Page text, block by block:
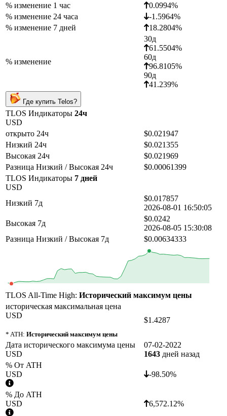
% изменение 1 час
0.0994%
% изменение 24 часа
-1.5964%
% изменение 7 дней
18.2804%
% изменение
30д
61.5504%
60д
96.8105%
90д
41.239%
Где купить Telos?
TLOS Индикаторы 24ч
USD
открыто 24ч
$0.021947
Низкий 24ч
$0.021355
Высокая 24ч
$0.021969
Разница Низкий / Высокая 24ч
$0.00061399
TLOS Индикаторы 7 дней
USD
Низкий 7д
$0.017857
2026-08-01 16:50:05
Высокая 7д
$0.0242
2026-08-05 15:30:08
Разница Низкий / Высокая 7д
$0.00634333
TLOS All-Time High: Исторический максимум цены
историческая максимальная цена
USD
* ATH: Исторический максимум цены
$1.4287
Дата исторического максимума цены
USD
07-02-2022
1643 дней назад
% От ATH
USD
-98.50%
% До ATH
USD
6,572.12%